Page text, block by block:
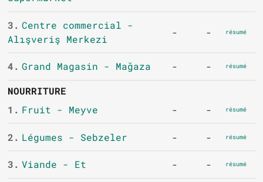
3. Centre commercial -
Alışveriş Merkezi
- - résumé
4. Grand Magasin - Mağaza - - résumé
NOURRITURE
1. Fruit - Meyve - - résumé
2. Légumes - Sebzeler - - résumé
3. Viande - Et - - résumé